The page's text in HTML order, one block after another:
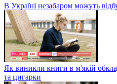
В Україні незабаром можуть
Як виникли книги в м'якій
та цигарки